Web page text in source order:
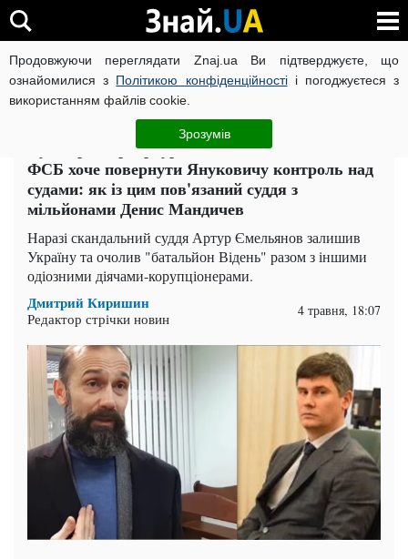
Продовжуючи переглядати Znaj.ua Ви підтверджуєте, що
ознайомилися з Політикою конфіденційностіі погоджуєтеся з
використанням файлів cookie.
Зрозумів
ВІЙНА РОСІЇ ПРОТИ УКРАЇНИ КОРОНАВІРУС В УКРАЇНІ
Компромат ЧИТАТЬ НА РУССКОМ
Суддя-рейдер Артур Ємельянов пов'язаний із
ФСБ хоче повернути Януковичу контроль над
судами: як із цим пов'язаний суддя з
мільйонами Денис Мандичев
Наразі скандальний суддя Артур Ємельянов залишив
Україну та очолив "батальйон Відень" разом з іншими
одіозними діячами-корупціонерами.
Дмитрий Киришин
Редактор стрічки новин 4 травня, 18:07